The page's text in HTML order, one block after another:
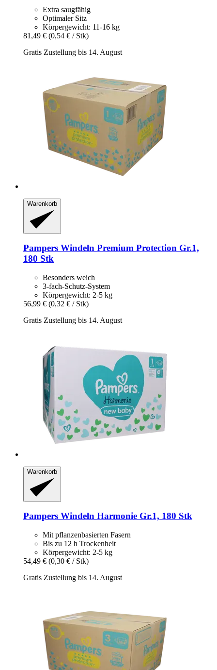
Extra saugfähig
Optimaler Sitz
Körpergewicht: 11-16 kg
81,49 € (0,54 € / Stk)
Gratis Zustellung bis 14. August
Warenkorb
Pampers Windeln Premium Protection Gr.1,
180 Stk
Besonders weich
3-fach-Schutz-System
Körpergewicht: 2-5 kg
56,99 € (0,32 € / Stk)
Gratis Zustellung bis 14. August
Warenkorb
Pampers Windeln Harmonie Gr.1, 180 Stk
Mit pflanzenbasierten Fasern
Bis zu 12 h Trockenheit
Körpergewicht: 2-5 kg
54,49 € (0,30 € / Stk)
Gratis Zustellung bis 14. August